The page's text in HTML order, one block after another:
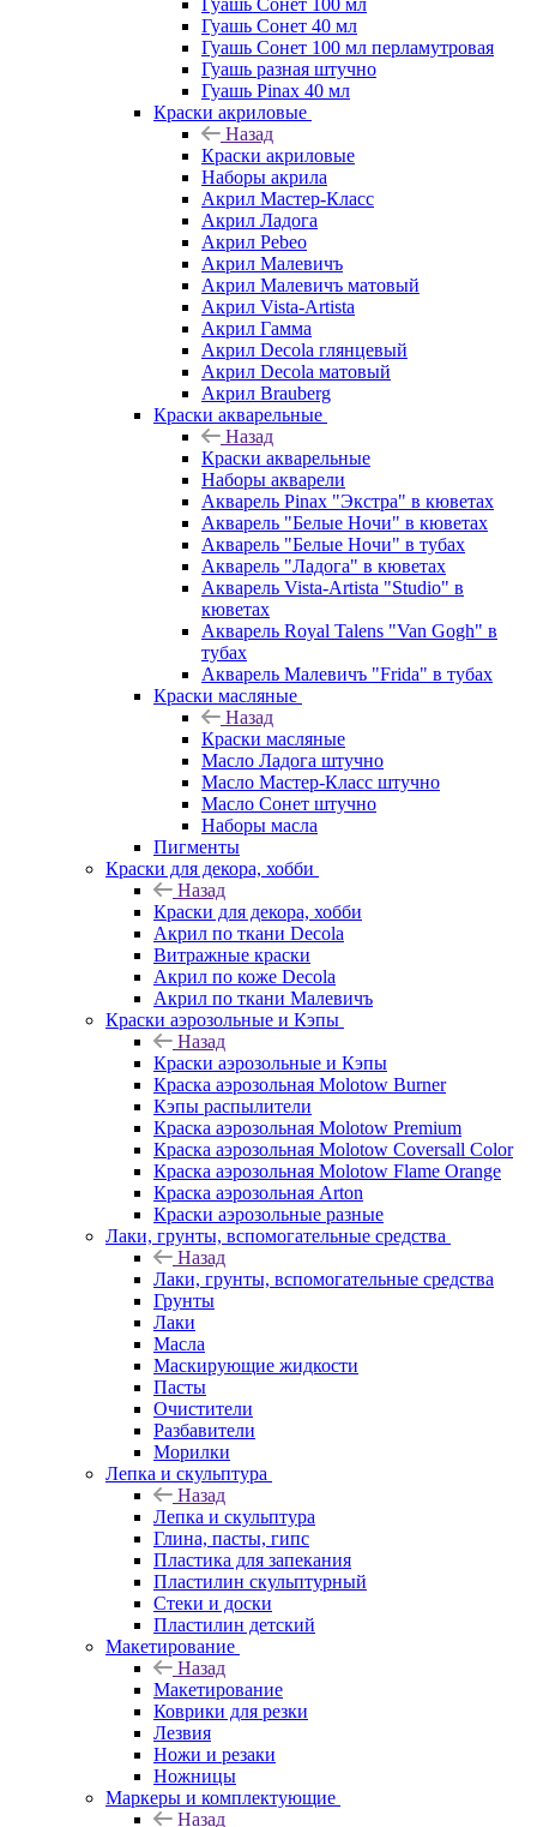
Гуашь Сонет 100 мл
Гуашь Сонет 40 мл
Гуашь Сонет 100 мл перламутровая
Гуашь разная штучно
Гуашь Pinax 40 мл
Краски акриловые
Назад
Краски акриловые
Наборы акрила
Акрил Мастер-Класс
Акрил Ладога
Акрил Pebeo
Акрил Малевичъ
Акрил Малевичъ матовый
Акрил Vista-Artista
Акрил Гамма
Акрил Decola глянцевый
Акрил Decola матовый
Акрил Brauberg
Краски акварельные
Назад
Краски акварельные
Наборы акварели
Акварель Pinax "Экстра" в кюветах
Акварель "Белые Ночи" в кюветах
Акварель "Белые Ночи" в тубах
Акварель "Ладога" в кюветах
Акварель Vista-Artista "Studio" в
кюветах
Акварель Royal Talens "Van Gogh" в
тубах
Акварель Малевичъ "Frida" в тубах
Краски масляные
Назад
Краски масляные
Масло Ладога штучно
Масло Мастер-Класс штучно
Масло Сонет штучно
Наборы масла
Пигменты
Краски для декора, хобби
Назад
Краски для декора, хобби
Акрил по ткани Decola
Витражные краски
Акрил по коже Decola
Акрил по ткани Малевичъ
Краски аэрозольные и Кэпы
Назад
Краски аэрозольные и Кэпы
Краска аэрозольная Molotow Burner
Кэпы распылители
Краска аэрозольная Molotow Premium
Краска аэрозольная Molotow Coversall Color
Краска аэрозольная Molotow Flame Orange
Краска аэрозольная Arton
Краски аэрозольные разные
Лаки, грунты, вспомогательные средства
Назад
Лаки, грунты, вспомогательные средства
Грунты
Лаки
Масла
Маскирующие жидкости
Пасты
Очистители
Разбавители
Морилки
Лепка и скульптура
Назад
Лепка и скульптура
Глина, пасты, гипс
Пластика для запекания
Пластилин скульптурный
Стеки и доски
Пластилин детский
Макетирование
Назад
Макетирование
Коврики для резки
Лезвия
Ножи и резаки
Ножницы
Маркеры и комплектующие
Назад